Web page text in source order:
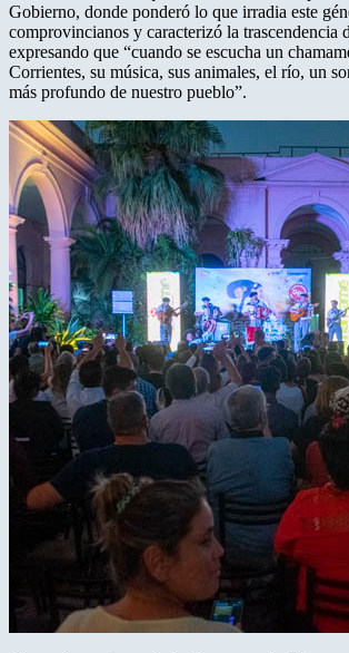
Gobierno, donde ponderó lo que irradia este
comprovincianos y caracterizó la trascendencia
expresando que “cuando se escucha un
Corrientes, su música, sus animales, el río, un
más profundo de nuestro pueblo”.